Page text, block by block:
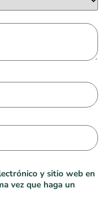
y sitio web en
vez que haga un